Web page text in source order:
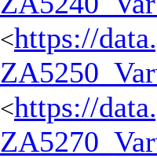
<https://
<https://